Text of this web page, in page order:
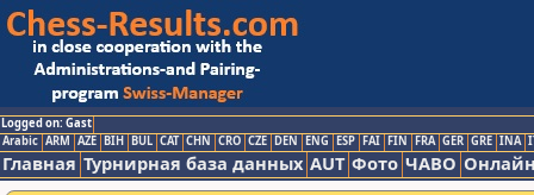
Logged on: Gast
Arabic ARM AZE BIH BUL CAT CHN CRO CZE DEN ENG ESP FAI FIN FRA GER GRE INA
Главная Турнирная база данных AUT Фото ЧАВО